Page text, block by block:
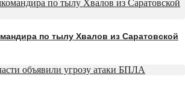
по тылу Хвалов из Саратовской